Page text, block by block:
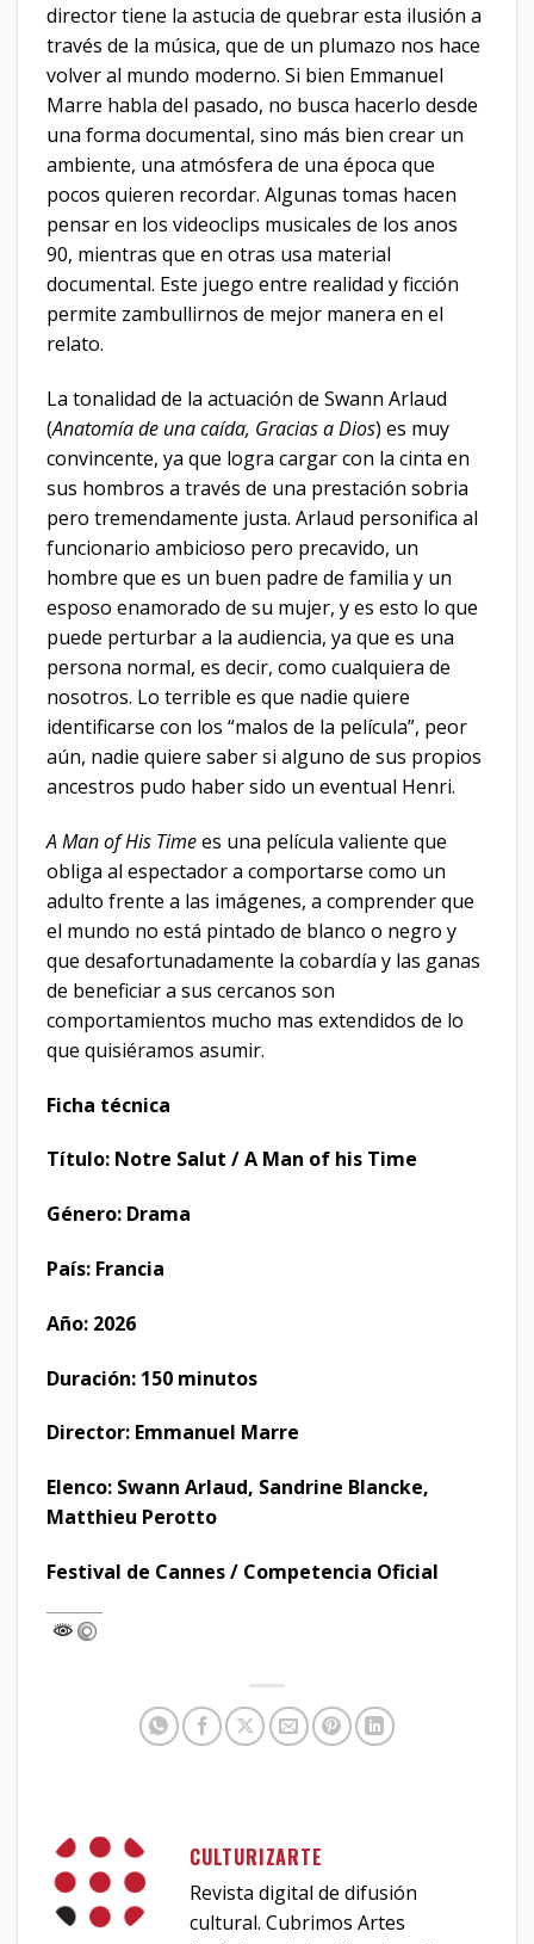
director tiene la astucia de quebrar esta ilusión a
través de la música, que de un plumazo nos hace
volver al mundo moderno. Si bien Emmanuel
Marre habla del pasado, no busca hacerlo desde
una forma documental, sino más bien crear un
ambiente, una atmósfera de una época que
pocos quieren recordar. Algunas tomas hacen
pensar en los videoclips musicales de los anos
90, mientras que en otras usa material
documental. Este juego entre realidad y ficción
permite zambullirnos de mejor manera en el
relato.
La tonalidad de la actuación de Swann Arlaud
(Anatomía de una caída, Gracias a Dios) es muy
convincente, ya que logra cargar con la cinta en
sus hombros a través de una prestación sobria
pero tremendamente justa. Arlaud personifica al
funcionario ambicioso pero precavido, un
hombre que es un buen padre de familia y un
esposo enamorado de su mujer, y es esto lo que
puede perturbar a la audiencia, ya que es una
persona normal, es decir, como cualquiera de
nosotros. Lo terrible es que nadie quiere
identificarse con los “malos de la película”, peor
aún, nadie quiere saber si alguno de sus propios
ancestros pudo haber sido un eventual Henri.
A Man of His Timees una película valiente que
obliga al espectador a comportarse como un
adulto frente a las imágenes, a comprender que
el mundo no está pintado de blanco o negro y
que desafortunadamente la cobardía y las ganas
de beneficiar a sus cercanos son
comportamientos mucho mas extendidos de lo
que quisiéramos asumir.
Ficha técnica
Título: Notre Salut / A Man of his Time
Género: Drama
País: Francia
Año: 2026
Duración: 150 minutos
Director: Emmanuel Marre
Elenco: Swann Arlaud, Sandrine Blancke,
Matthieu Perotto
Festival de Cannes / Competencia Oficial
CULTURIZARTE
Revista digital de difusión
cultural. Cubrimos Artes